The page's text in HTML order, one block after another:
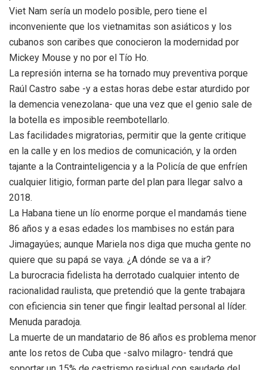
Viet Nam sería un modelo posible, pero tiene el
inconveniente que los vietnamitas son asiáticos y los
cubanos son caribes que conocieron la modernidad por
Mickey Mouse y no por el Tío Ho.
La represión interna se ha tornado muy preventiva porque
Raúl Castro sabe -y a estas horas debe estar aturdido por
la demencia venezolana- que una vez que el genio sale de
la botella es imposible reembotellarlo.
Las facilidades migratorias, permitir que la gente critique
en la calle y en los medios de comunicación, y la orden
tajante a la Contrainteligencia y a la Policía de que enfríen
cualquier litigio, forman parte del plan para llegar salvo a
2018.
La Habana tiene un lío enorme porque el mandamás tiene
86 años y a esas edades los mambises no están para
Jimagayúes; aunque Mariela nos diga que mucha gente no
quiere que su papá se vaya. ¿A dónde se va a ir?
La burocracia fidelista ha derrotado cualquier intento de
racionalidad raulista, que pretendió que la gente trabajara
con eficiencia sin tener que fingir lealtad personal al líder.
Menuda paradoja.
La muerte de un mandatario de 86 años es problema menor
ante los retos de Cuba que -salvo milagro- tendrá que